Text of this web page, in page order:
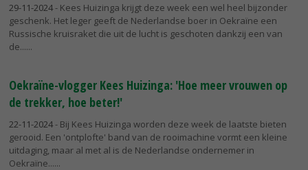
29-11-2024- Kees Huizinga krijgt deze week een wel heel bijzonder
geschenk. Het leger geeft de Nederlandse boer in Oekraïne een
Russische kruisraket die uit de lucht is geschoten dankzij een van
de...
Oekraïne-vlogger Kees Huizinga: 'Hoe meer vrouwen op
de trekker, hoe beter!'
22-11-2024- Bij Kees Huizinga worden deze week de laatste bieten
gerooid. Een 'ontplofte' band van de rooimachine vormt een kleine
uitdaging, maar al met al is de Nederlandse ondernemer in
Oekraïne...